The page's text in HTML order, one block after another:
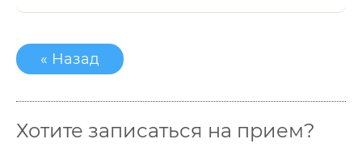
« Назад
Хотите записаться на прием?